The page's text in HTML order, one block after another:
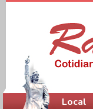
Meniu principal
Local